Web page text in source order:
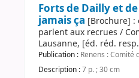
Forts de Dailly et
jamais ça [Brochure] :
parlent aux recrues /
Lausanne, [éd. réd.
Publication : Renens : Comité
Description :7 p. ; 30 cm